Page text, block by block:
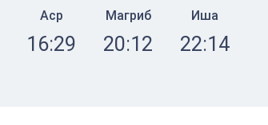
Аср
16:29
Магриб
20:12
Иша
22:14